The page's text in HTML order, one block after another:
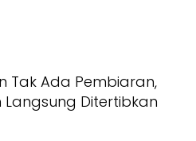
Tak Ada Pembiaran,
Ditertibkan